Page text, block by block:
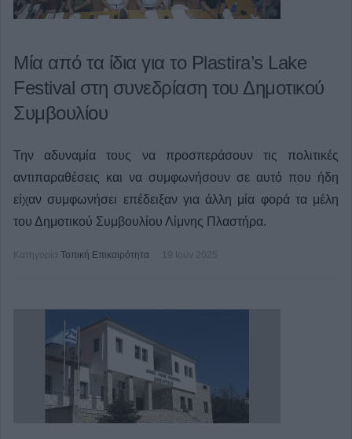
Μία από τα ίδια για το Plastira’s Lake
Festival στη συνεδρίαση του Δημοτικού
Συμβουλίου
Την αδυναμία τους να προσπεράσουν τις πολιτικές
αντιπαραθέσεις και να συμφωνήσουν σε αυτό που ήδη
είχαν συμφωνήσει επέδειξαν για άλλη μία φορά τα μέλη
του Δημοτικού Συμβουλίου Λίμνης Πλαστήρα.
Κατηγορία Τοπική Επικαιρότητα 19 Ιουν 2025